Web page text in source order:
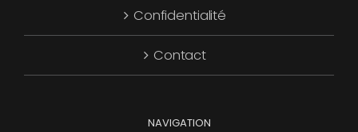
Confidentialité
Contact
NAVIGATION